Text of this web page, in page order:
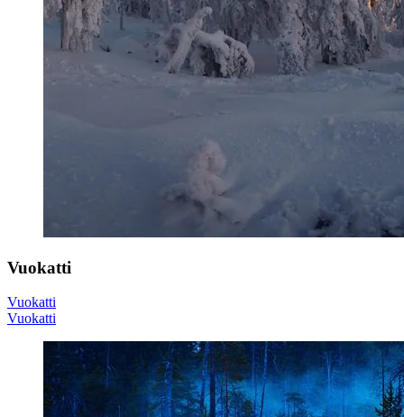
Vuokatti
Vuokatti
Vuokatti